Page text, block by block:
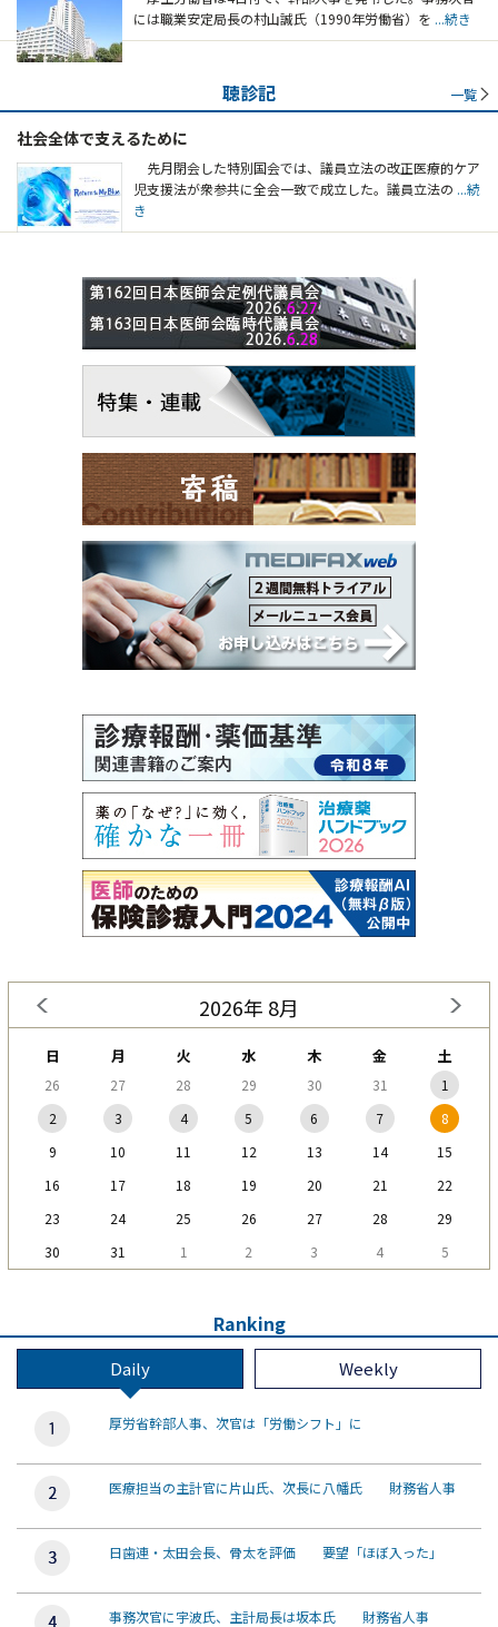
には職業安定局長の村山誠氏（1990年労働省）を ...続き
聴診記 一覧
社会全体で支えるために
先月閉会した特別国会では、議員立法の改正医療的ケア
児支援法が衆参共に全会一致で成立した。議員立法の ...続
き
2026年 8月
日 月 火 水 木 金 土
26 27 28 29 30 31
1
2
3 4 5 6 7
8
9
10 11 12 13 14
15
16
17 18 19 20 21
22
23
24 25 26 27 28
29
30
31 1 2 3 4 5
Ranking
Daily Weekly
厚労省幹部人事、次官は「労働シフト」に
医療担当の主計官に片山氏、次長に八幡氏 財務省人事
日歯連・太田会長、骨太を評価 要望「ほぼ入った」
事務次官に宇波氏、主計局長は坂本氏 財務省人事